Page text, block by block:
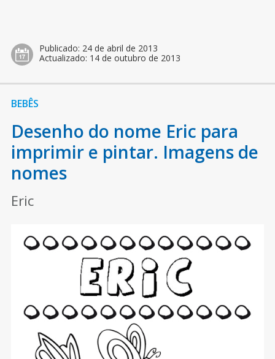
Publicado: 24 de abril de 2013
Actualizado: 14 de outubro de 2013
BEBÊS
Desenho do nome Eric para
imprimir e pintar. Imagens de
nomes
Eric